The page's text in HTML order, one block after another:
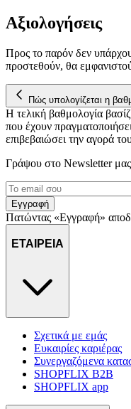
διεύθυνση IP σας,
στη συσκευή σας, με
διαφημίσεων και
μας και την ανάπτυξη
πληροφορίες σχετικά με
τοποθεσίας μας στους
δικτύωσης, διαφημίσεων
Αξιολογήσεις
Προς το παρόν δεν
προστεθούν, θα
Πώς υπολογίζεται η
Η τελική βαθμολογία
που έχουν
επιβεβαιώσει την αγορά
Γράψου στο Νewsletter
Εγγραφή
Πατώντας «Εγγραφή»
ΕΤΑΙΡΕΙΑ
Σχετικά με εμάς
Ευκαιρίες καριέρας
Συνεργαζόμενα
SHOPFLIX B2B
SHOPFLIX app